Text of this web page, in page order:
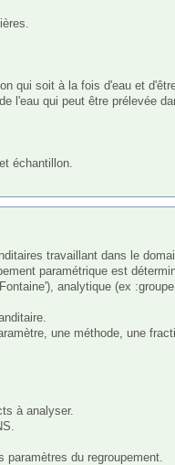
qui soit à la fois d'eau et
l'eau qui peut être prélevée
échantillon.
paramétrique est
analytique (ex
une méthode, une
à analyser.
du regroupement.